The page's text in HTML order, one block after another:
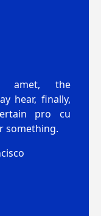
amet, the
hear, finally,
pro cu
something.